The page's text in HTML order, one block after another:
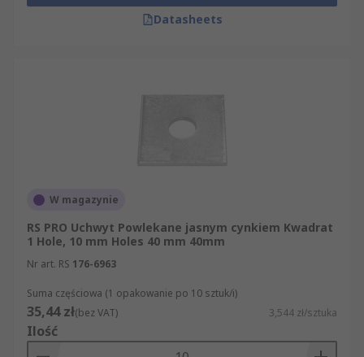
Datasheets
W magazynie
RS PRO Uchwyt Powlekane jasnym cynkiem Kwadrat
1 Hole, 10 mm Holes 40 mm 40mm
Nr art. RS 176-6963
Suma częściowa (1 opakowanie po 10 sztuk/i)
35,44 zł(bez VAT) 3,544 zł/sztuka
Ilość